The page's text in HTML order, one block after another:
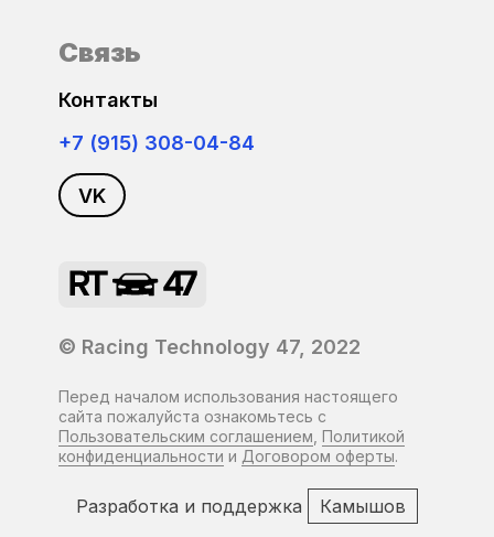
Ford
GAC
GMC
Golden Dragon
Great Wall
Haval
Higer
Bosch MED17.1.6x
Bosch MED17.5
Bosch MED17.5.21
Связь
Контакты
+7 (915) 308-04-84
VK
© Racing Technology 47, 2022
Перед началом использования настоящего
сайта пожалуйста ознакомьтесь с
Пользовательским соглашением Политикой
конфиденциальности и Договором оферты.
Разработка и поддержка Камышов